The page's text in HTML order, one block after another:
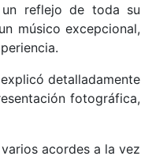
un reflejo de toda su
músico excepcional,
detalladamente
fotográfica,
acordes a la vez